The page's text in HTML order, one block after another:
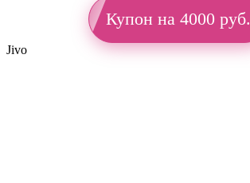
Купон на 4000 руб.
Jivo